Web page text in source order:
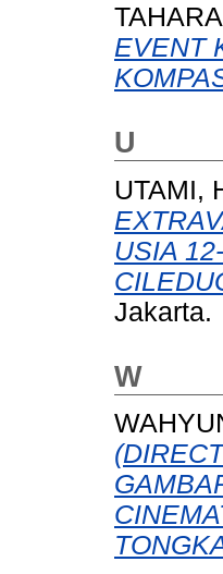
EVENT
U
UTAMI,
USIA
Jakarta.
W